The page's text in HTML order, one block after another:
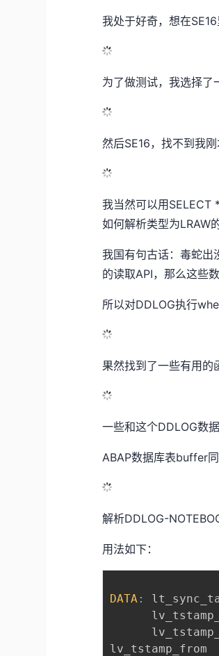
我处于好奇，想在
为了做测试，我选择了
然后SE16，找不到我
我当然可以用SELECT
如何解析类型为LRAW
我国有句古话：毒蛇出
的读取API，那么这些
所以对DDLOG执行
果然找到了一些有用的
一些和这个DDLOG数
ABAP数据库表buffer
解析DDLOG-
用法如下：
DATA: